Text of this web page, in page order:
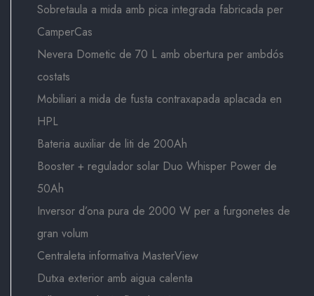
Sobretaula a mida amb pica integrada fabricada per
CamperCas
Nevera Dometic de 70 L amb obertura per ambdós
costats
Mobiliari a mida de fusta contraxapada aplacada en
HPL
Bateria auxiliar de liti de 200Ah
Booster + regulador solar Duo Whisper Power de
50Ah
Inversor d’ona pura de 2000 W per a furgonetes de
gran volum
Centraleta informativa MasterView
Dutxa exterior amb aigua calenta